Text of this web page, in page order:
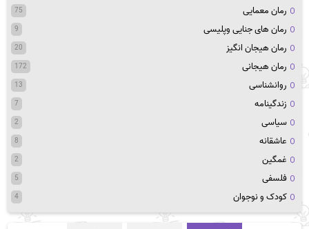
رمان معمایی 75
رمان های جنایی وپلیسی 9
رمان هیجان انگیز 20
رمان هیجانی 172
روانشناسی 13
زندگینامه 7
سیاسی 2
عاشقانه 8
غمگین 2
فلسفی 5
کودک و نوجوان 4